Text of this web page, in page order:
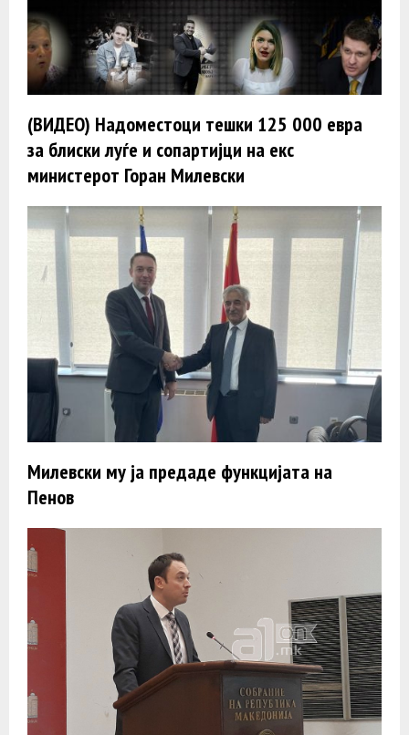
(ВИДЕО) Надоместоци тешки 125 000 евра
за блиски луѓе и сопартијци на екс
министерот Горан Милевски
Милевски му ја предаде функцијата на
Пенов